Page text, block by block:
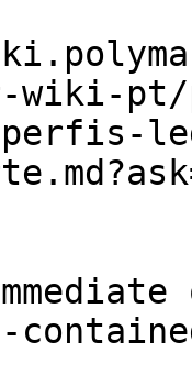
wiki-
perfis-